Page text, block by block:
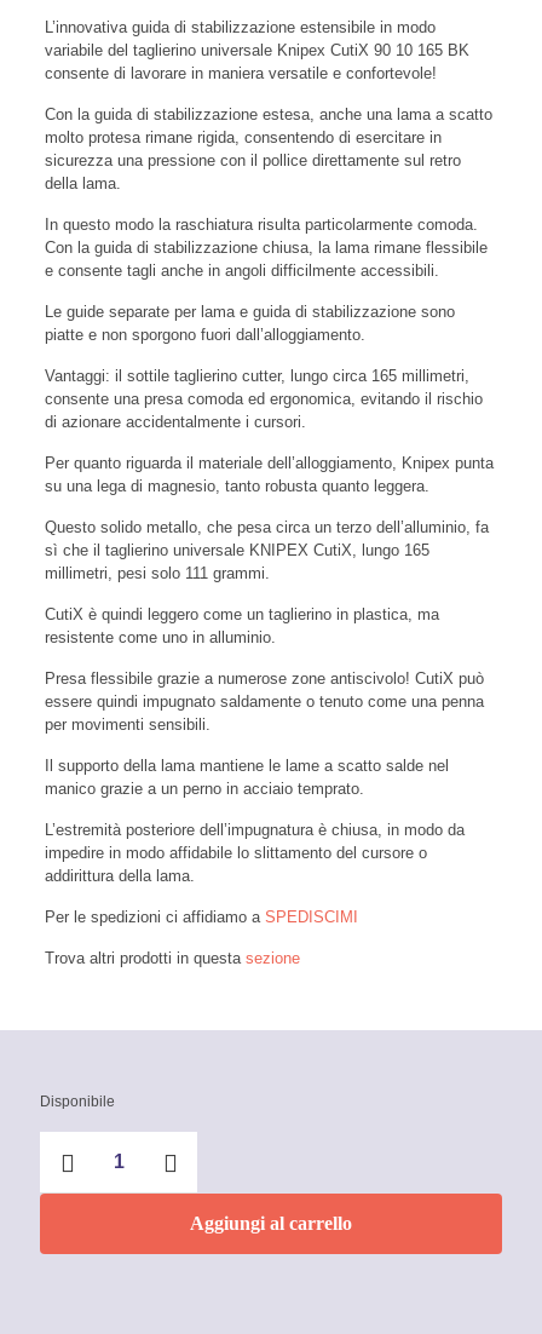
L’innovativa guida di stabilizzazione estensibile in modo
variabile del taglierino universale Knipex CutiX 90 10 165 BK
consente di lavorare in maniera versatile e confortevole!
Con la guida di stabilizzazione estesa, anche una lama a scatto
molto protesa rimane rigida, consentendo di esercitare in
sicurezza una pressione con il pollice direttamente sul retro
della lama.
In questo modo la raschiatura risulta particolarmente comoda.
Con la guida di stabilizzazione chiusa, la lama rimane flessibile
e consente tagli anche in angoli difficilmente accessibili.
Le guide separate per lama e guida di stabilizzazione sono
piatte e non sporgono fuori dall’alloggiamento.
Vantaggi: il sottile taglierino cutter, lungo circa 165 millimetri,
consente una presa comoda ed ergonomica, evitando il rischio
di azionare accidentalmente i cursori.
Per quanto riguarda il materiale dell’alloggiamento, Knipex punta
su una lega di magnesio, tanto robusta quanto leggera.
Questo solido metallo, che pesa circa un terzo dell’alluminio, fa
sì che il taglierino universale KNIPEX CutiX, lungo 165
millimetri, pesi solo 111 grammi.
CutiX è quindi leggero come un taglierino in plastica, ma
resistente come uno in alluminio.
Presa flessibile grazie a numerose zone antiscivolo! CutiX può
essere quindi impugnato saldamente o tenuto come una penna
per movimenti sensibili.
Il supporto della lama mantiene le lame a scatto salde nel
manico grazie a un perno in acciaio temprato.
L’estremità posteriore dell’impugnatura è chiusa, in modo da
impedire in modo affidabile lo slittamento del cursore o
addirittura della lama.
Per le spedizioni ci affidiamo a SPEDISCIMI
Trova altri prodotti in questa sezione
Disponibile
universale
quantità
Aggiungi al carrello